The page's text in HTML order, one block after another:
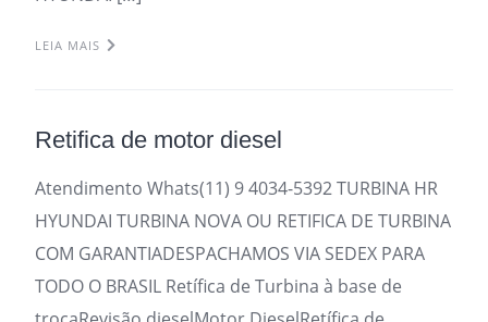
LEIA MAIS
Retifica de motor diesel
Atendimento Whats(11) 9 4034-5392 TURBINA HR
HYUNDAI TURBINA NOVA OU RETIFICA DE TURBINA
COM GARANTIADESPACHAMOS VIA SEDEX PARA
TODO O BRASIL Retífica de Turbina à base de